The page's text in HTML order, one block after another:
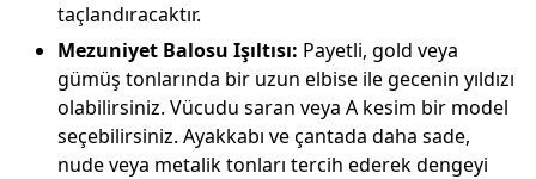
taçlandıracaktır.
Mezuniyet Balosu Işıltısı: Payetli, gold veya
gümüş tonlarında bir uzun elbise ile gecenin yıldızı
olabilirsiniz. Vücudu saran veya A kesim bir model
seçebilirsiniz. Ayakkabı ve çantada daha sade,
nude veya metalik tonları tercih ederek dengeyi